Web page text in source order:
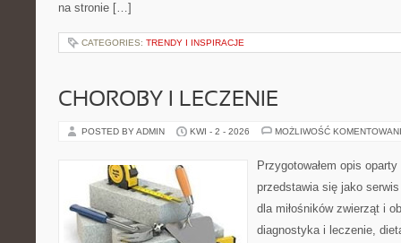
na stronie […]
CATEGORIES: TRENDY I INSPIRACJE
CHOROBY I LECZENIE
POSTED BY ADMIN KWI - 2 - 2026 MOŻLIWOŚĆ
Przygotowałem opis
przedstawia się jako
dla miłośników zwierząt i
diagnostyka i leczenie,